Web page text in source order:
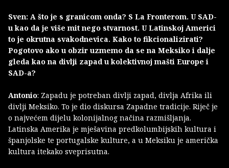
Sven: A što je s granicom onda? S La Fronterom. U SAD-
u kao da je više mit nego stvarnost. U Latinskoj Americi
to je okrutna svakodnevica. Kako to fikcionalizirati?
Pogotovo ako u obzir uzmemo da se na Meksiko i dalje
gleda kao na divlji zapad u kolektivnoj mašti Europe i
SAD-a?
Antonio: Zapadu je potreban divlji zapad, divlja Afrika ili
divlji Meksiko. To je dio diskursa Zapadne tradicije. Riječ je
o najvećem dijelu kolonijalnog načina razmišljanja.
Latinska Amerika je mješavina predkolumbijskih kultura i
španjolske te portugalske kulture, a u Meksiku je američka
kultura itekako sveprisutna.